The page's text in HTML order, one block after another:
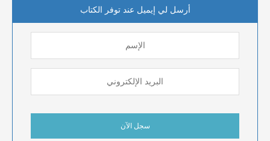
أرسل لي إيميل عند توفر الكتاب